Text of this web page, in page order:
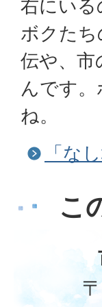
右にいる
ボクた
伝や、
んです
ね。
「な
こ